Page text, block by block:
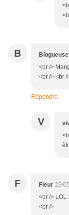
B
<br />
<br /> <br /
Répondre
V
F Fleur 23/
<br /> LOL
<br />